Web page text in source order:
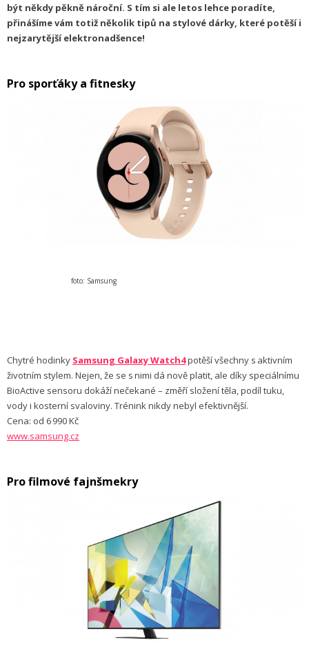
být někdy pěkně nároční. S tím si ale letos lehce poradíte,
přinášíme vám totiž několik tipů na stylové dárky, které potěší i
nejzarytější elektronadšence!
Pro sporťáky a fitnesky
foto: Samsung
Chytré hodinky Samsung Galaxy Watch4potěší všechny s aktivním
životním stylem. Nejen, že se s nimi dá nově platit, ale díky speciálnímu
BioActive sensoru dokáží nečekané – změří složení těla, podíl tuku,
vody i kosterní svaloviny. Trénink nikdy nebyl efektivnější.
Cena: od 6 990 Kč
www.samsung.cz
Pro filmové fajnšmekry